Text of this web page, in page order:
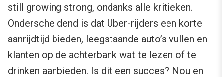
still growing strong, ondanks alle kritieken.
Onderscheidend is dat Uber-rijders een korte
aanrijdtijd bieden, leegstaande auto’s vullen en
klanten op de achterbank wat te lezen of te
drinken aanbieden. Is dit een succes? Nou en